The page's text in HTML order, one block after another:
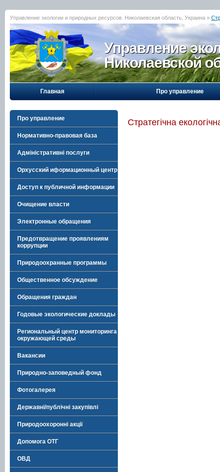
Управление экологии и природных ресурсов. Николаевская область, Украина »
Управление
Николаевской
Главная Про управление
Про управление
Нормативно-правовая база
Адміністративні послуги
Орхусский иформационный центр
Доступ к публичной информации
Очищение власти
Электронные обращения
Предотвращение проявлениям
коррупции
Природоохранные программы
Общественное обсуждение
Обращения граждан
Годовые экологические доклады
Региональный центр мониторинга
окружающей среды
Вакансии
Природно-заповедный фонд
Фотогалерея
Державні/публічні закупівлі
Природоохоронні акції
Допомога ОТГ
ОВД
Стратегічна